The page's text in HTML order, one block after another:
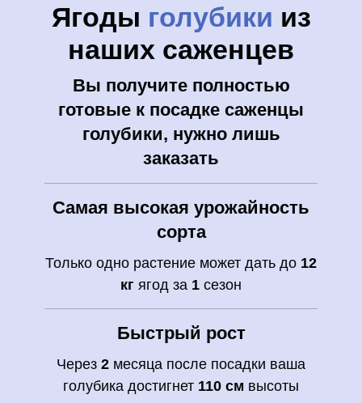
Ягоды голубики из
наших саженцев
Вы получите полностью
готовые к посадке саженцы
голубики, нужно лишь
заказать
Самая высокая урожайность
сорта
Только одно растение может дать до 12
кг ягод за 1 сезон
Быстрый рост
Через 2 месяца после посадки ваша
голубика достигнет 110 см высоты